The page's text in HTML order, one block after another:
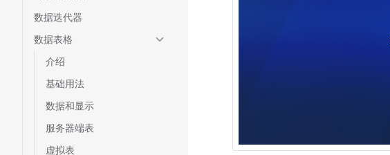
数据迭代器
数据表格
介绍
基础用法
数据和显示
服务器端表
虚拟表